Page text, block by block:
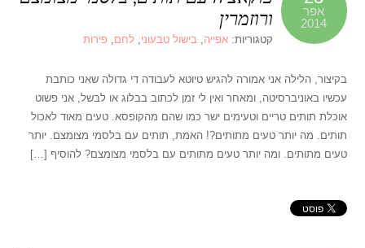
אפר
2014
ורוזמרין
קטגוריות:אפייה,בישול טבעוני,לחם,פירות
בקיצור, הלילה אני אמורה להגיש טיוטא לעבודה די גדולה שאני כותבת
עכשיו באוניברסיטה, ומאחר ואין לי זמן לכתוב בבלוג או לבשל, אני פשוט
אוכלת תותים טריים וטעימים ישר כמו שהם מהקופסא. טעים מאוד לאכול
תותים. מה יותר טעים מתותים?! האמת, תותים עם בלסמי מצומצם. יותר
טעים מתותים. ומה יותר טעים מתותים עם בלסמי מצומצם? להוסיף […]